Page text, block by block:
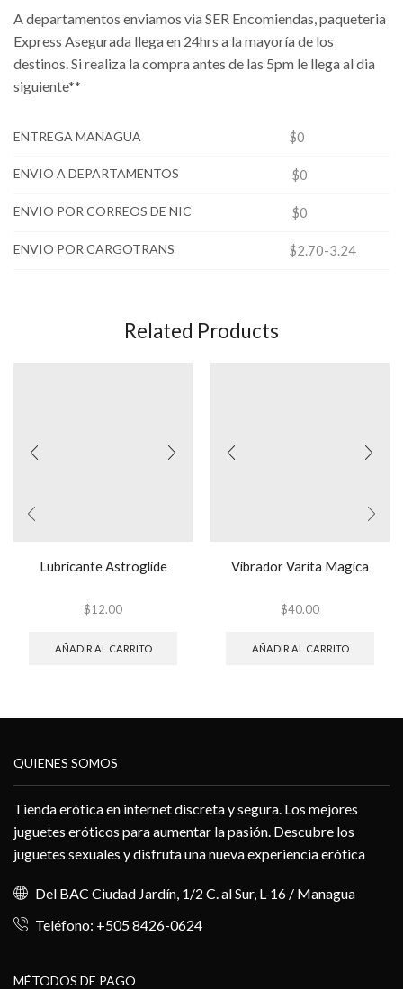
A departamentos enviamos via SER Encomiendas, paqueteria
Express Asegurada llega en 24hrs a la mayoría de los
destinos. Si realiza la compra antes de las 5pm le llega al dia
siguiente**
ENTREGA MANAGUA $0
ENVIO A DEPARTAMENTOS $0
ENVIO POR CORREOS DE NIC $0
ENVIO POR CARGOTRANS $2.70-3.24
Related Products
Lubricante Astroglide
$12.00
AÑADIR AL CARRITO
Vibrador Varita Magica
$40.00
AÑADIR AL CARRITO
QUIENES SOMOS
Tienda erótica en internet discreta y segura. Los mejores
juguetes eróticos para aumentar la pasión. Descubre los
juguetes sexuales y disfruta una nueva experiencia erótica
Del BAC Ciudad Jardín, 1/2 C. al Sur, L-16 / Managua
Teléfono: +505 8426-0624
MÉTODOS DE PAGO